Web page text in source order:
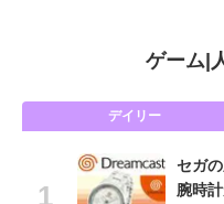
ゲーム|
デイリー
セガ
腕時